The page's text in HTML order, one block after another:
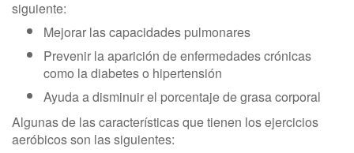
siguiente:
Mejorar las capacidades pulmonares
Prevenir la aparición de enfermedades crónicas
como la diabetes o hipertensión
Ayuda a disminuir el porcentaje de grasa corporal
Algunas de las características que tienen los ejercicios
aeróbicos son las siguientes: